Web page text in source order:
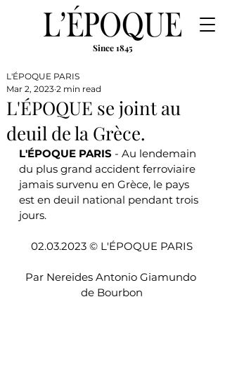
Since 1845
L'ÉPOQUE se joint au
deuil de la Grèce.
L'ÉPOQUE PARIS
Mar 2, 2023 2 min read
L'ÉPOQUE PARIS - Au lendemain
du plus grand accident ferroviaire
jamais survenu en Grèce, le pays
est en deuil national pendant trois
jours.
02.03.2023 © L'ÉPOQUE PARIS
Par Nereides Antonio Giamundo
de Bourbon